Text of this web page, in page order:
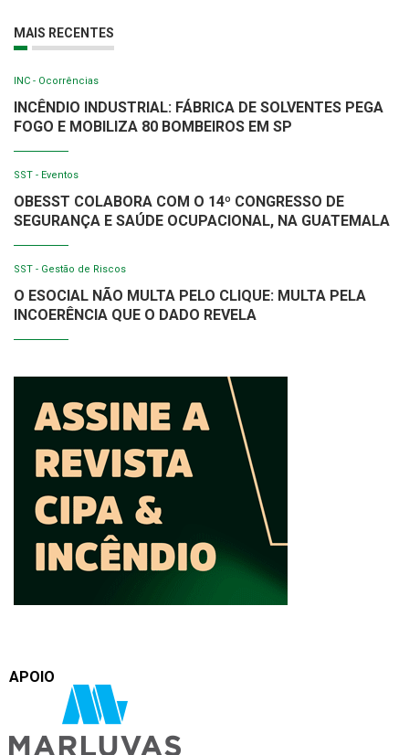
MAIS RECENTES
INC - Ocorrências
INCÊNDIO INDUSTRIAL: FÁBRICA DE SOLVENTES PEGA
FOGO E MOBILIZA 80 BOMBEIROS EM SP
SST - Eventos
OBESST COLABORA COM O 14º CONGRESSO DE
SEGURANÇA E SAÚDE OCUPACIONAL, NA GUATEMALA
SST - Gestão de Riscos
O ESOCIAL NÃO MULTA PELO CLIQUE: MULTA PELA
INCOERÊNCIA QUE O DADO REVELA
APOIO